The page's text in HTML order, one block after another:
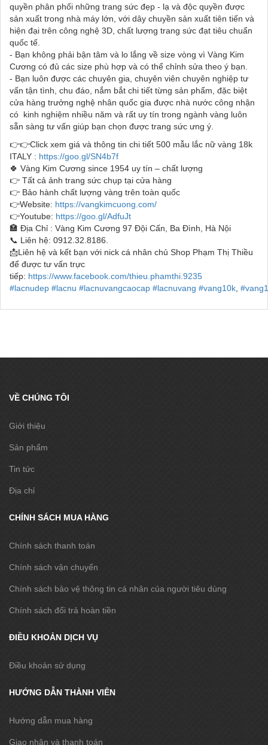
quyền phân phối những trang sức đẹp - lạ và độc quyền được
sản xuất trong nhà máy lớn, với dây chuyền sản xuất tiên tiến và
hiện đại trên công nghệ 3D, chất lượng trang sức đạt tiêu chuẩn
quốc tế.
- Bạn không phải bận tâm và lo lắng về size vòng vì Vàng Kim
Cương có đủ các size phù hợp và có thể chỉnh sửa theo ý bạn.
- Bạn luôn được các chuyên gia, chuyên viên chuyên nghiệp tư
vấn tận tình, chu đáo, nắm bắt chi tiết từng sản phẩm, đặc biệt
cửa hàng trưởng nghệ nhân quốc gia được nhà nước công nhận
có kinh nghiệm nhiều năm và rất uy tín trong ngành vàng luôn
sẵn sàng tư vấn giúp bạn chọn được trang sức ưng ý.
👉👉Click xem giá và thông tin chi tiết 500 mẫu lắc nữ vàng 18k
ITALY : https://goo.gl/SN4b7f
🍀 Vàng Kim Cương since 1954 uy tín – chất lượng
👉 Tất cả ảnh trang sức chụp tại cửa hàng
👉 Bảo hành chất lượng vàng trên toàn quốc
👉Website: https://vangkimcuong.com/
👉Youtube: https://goo.gl/AdfuJt
🏣 Địa Chỉ : Vàng Kim Cương 97 Đội Cấn, Ba Đình, Hà Nội
📞 Liên hệ: 0912.32.8186.
📩Liên hệ và kết bạn với nick cá nhân chủ Shop Phạm Thị Thiều
để được tư vấn trực
tiếp: https://www.facebook.com/thieu.phamthi.9235
#lacnudep #lacnu #lacnuvangcaocap #lacnuvang #vang10k
VỀ CHÚNG TÔI
Giới thiệu
Sản phẩm
Tin tức
Địa chỉ
CHÍNH SÁCH MUA HÀNG
Chính sách thanh toán
Chính sách vận chuyển
Chính sách bảo vệ thông tin cá nhân của người tiêu dùng
Chính sách đổi trả hoàn tiền
ĐIỀU KHOẢN DỊCH VỤ
Điều khoản sử dụng
HƯỚNG DẪN THÀNH VIÊN
Hướng dẫn mua hàng
Giao nhận và thanh toán